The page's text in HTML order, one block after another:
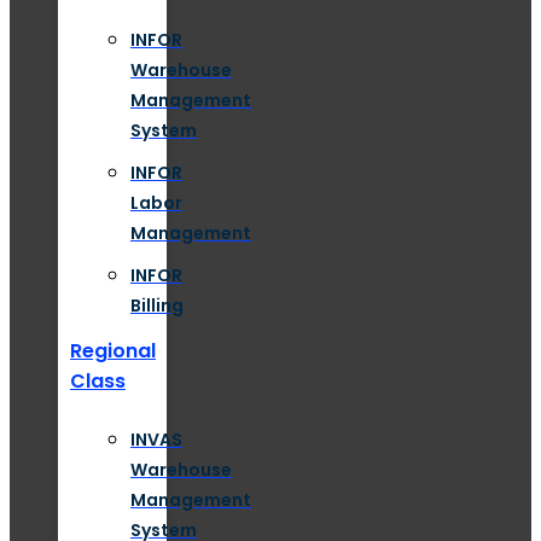
INFOR
Warehouse
Management
System
INFOR
Labor
Management
INFOR
Billing
Regional
Class
INVAS
Warehouse
Management
System